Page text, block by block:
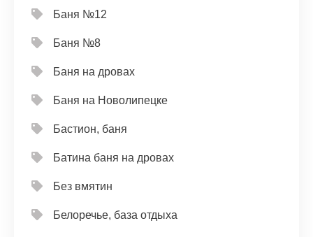
Баня №12
Баня №8
Баня на дровах
Баня на Новолипецке
Бастион, баня
Батина баня на дровах
Без вмятин
Белоречье, база отдыха